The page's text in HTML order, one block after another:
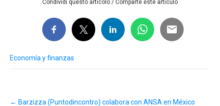
Condividi questo articolo / Comparte este artículo
Economía y finanzas
← Barzizza (Puntodincontro) colabora con ANSA en México